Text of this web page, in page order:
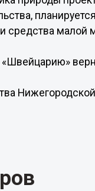
средства малой
«Швейцарию»